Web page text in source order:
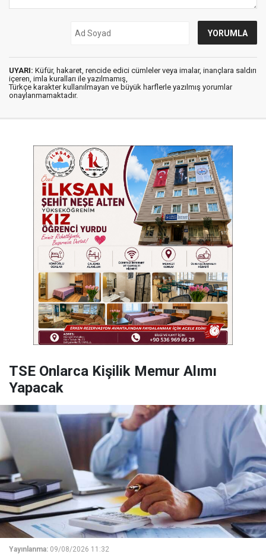
UYARI: Küfür, hakaret, rencide edici cümleler veya imalar, inançlara saldırı
içeren, imla kuralları ile yazılmamış,
Türkçe karakter kullanılmayan ve büyük harflerle yazılmış yorumlar
onaylanmamaktadır.
TSE Onlarca Kişilik Memur Alımı
Yapacak
Yayınlanma: 09/08/2026 11:32